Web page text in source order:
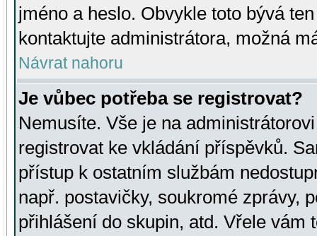
jméno a heslo. Obvykle toto bývá
kontaktujte administrátora, možná
Návrat nahoru
Je vůbec potřeba se registrovat?
Nemusíte. Vše je na
registrovat ke vkládání příspěvků.
přístup k ostatním službám
např. postavičky, soukromé zprávy,
přihlášení do skupin, atd. Vřele vám